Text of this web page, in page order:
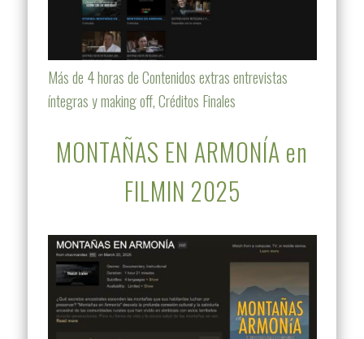
Más de 4 horas de Contenidos extras entrevistas
íntegras y making off, Créditos Finales
MONTAÑAS EN ARMONÍA en
FILMIN 2025